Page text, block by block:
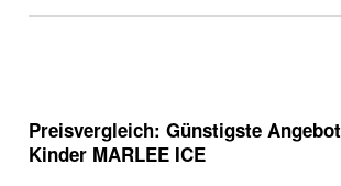
Preisvergleich: Günstigste
Kinder MARLEE ICE